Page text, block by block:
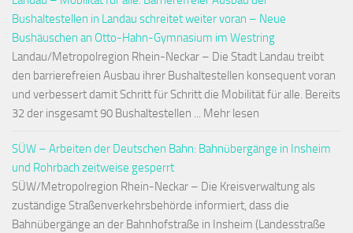
Bushaltestellen in Landau schreitet weiter voran – Neue
Bushäuschen an Otto-Hahn-Gymnasium im Westring
Landau/Metropolregion Rhein-Neckar – Die Stadt Landau treibt
den barrierefreien Ausbau ihrer Bushaltestellen konsequent voran
und verbessert damit Schritt für Schritt die Mobilität für alle. Bereits
32 der insgesamt 90 Bushaltestellen ... Mehr lesen
SÜW – Arbeiten der Deutschen Bahn: Bahnübergänge in Insheim
und Rohrbach zeitweise gesperrt
SÜW/Metropolregion Rhein-Neckar – Die Kreisverwaltung als
zuständige Straßenverkehrsbehörde informiert, dass die
Bahnübergänge an der Bahnhofstraße in Insheim (Landesstraße